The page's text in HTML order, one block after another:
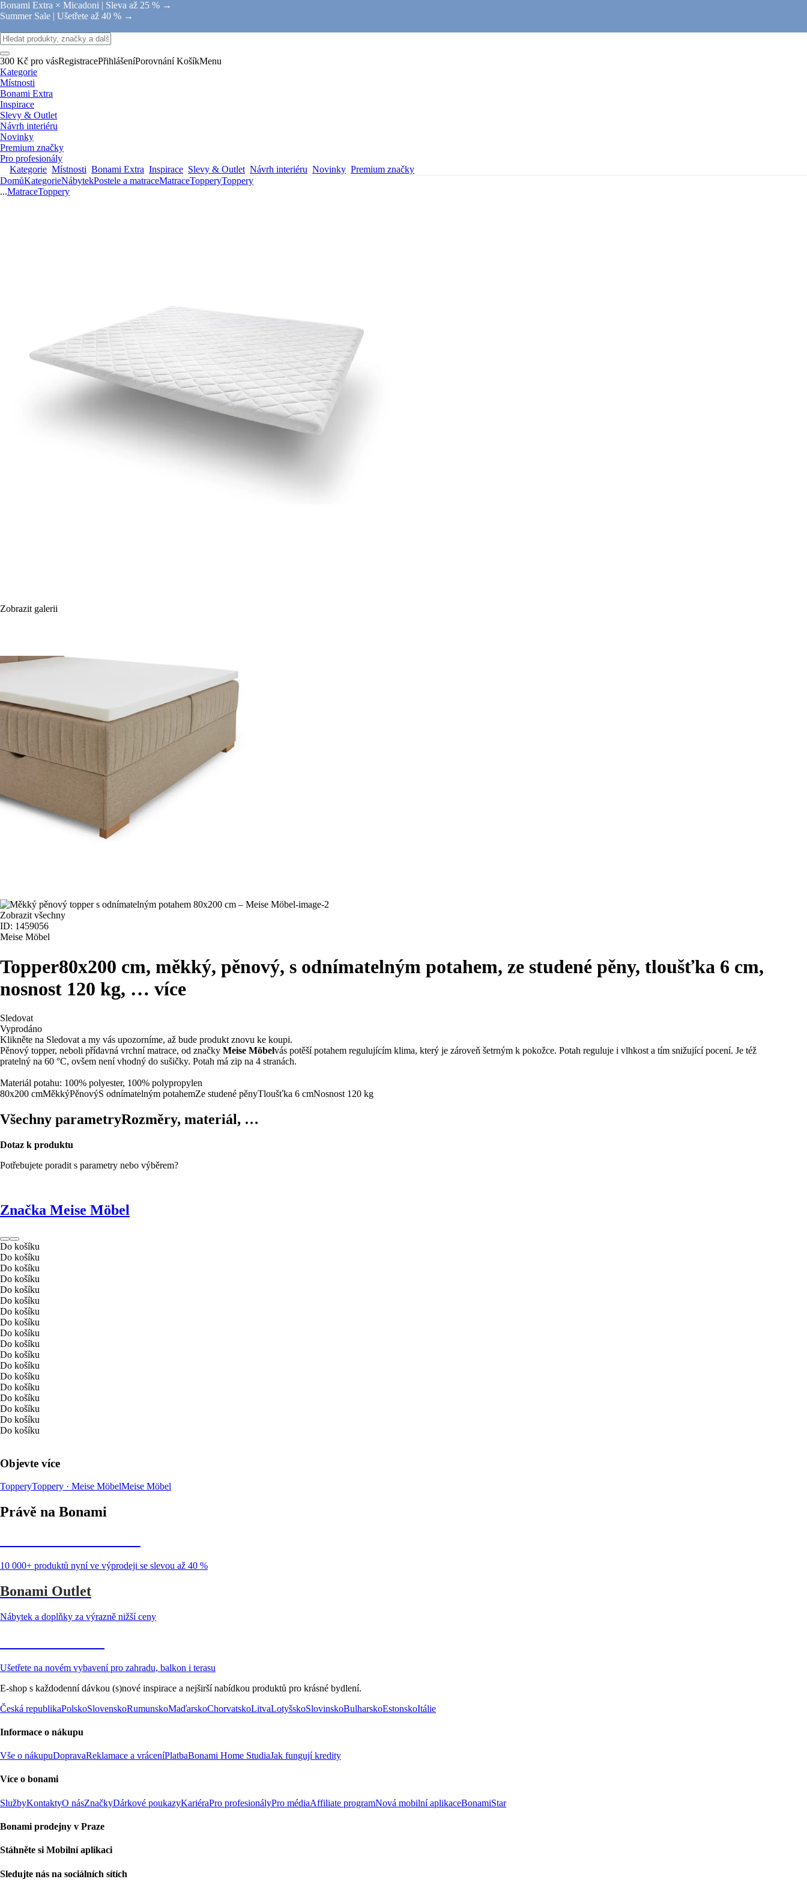
Bonami Extra × Micadoni | Sleva až 25 % →
Summer Sale | Ušetřete až 40 % →
300 Kč pro vásRegistracePřihlášeníPorovnání KošíkMenu
Kategorie
Místnosti
Bonami Extra
Inspirace
Slevy & Outlet
Návrh interiéru
Novinky
Premium značky
Pro profesionály
Kategorie Místnosti Bonami Extra Inspirace Slevy & Outlet Návrh interiéru Novinky Premium značky
DomůKategorieNábytekPostele a matraceMatraceTopperyToppery
...MatraceToppery
Zobrazit galerii
Zobrazit všechny
ID: 1459056
Meise Möbel
Topper80x200 cm, měkký, pěnový, s odnímatelným potahem, ze studené pěny, tloušťka 6 cm,
nosnost 120 kg, … více
Sledovat
Vyprodáno
Klikněte na Sledovat a my vás upozorníme, až bude produkt znovu ke koupi.
Pěnový topper, neboli přídavná vrchní matrace, od značky Meise Möbelvás potěší potahem regulujícím klima, který je zároveň šetrným k pokožce. Potah reguluje i vlhkost a tím snižující pocení. Je též
pratelný na 60 °C, ovšem není vhodný do sušičky. Potah má zip na 4 stranách.
Materiál potahu: 100% polyester, 100% polypropylen
80x200 cmMěkkýPěnovýS odnímatelným potahemZe studené pěnyTloušťka 6 cmNosnost 120 kg
Všechny parametryRozměry, materiál, …
Dotaz k produktu
Potřebujete poradit s parametry nebo výběrem?
Značka Meise Möbel
Do košíku
Do košíku
Do košíku
Do košíku
Do košíku
Do košíku
Do košíku
Do košíku
Do košíku
Do košíku
Do košíku
Do košíku
Do košíku
Do košíku
Do košíku
Do košíku
Do košíku
Do košíku
Objevte více
TopperyToppery · Meise MöbelMeise Möbel
Právě na Bonami
10 000+ produktů nyní ve výprodeji se slevou až 40 %
Bonami Outlet
Nábytek a doplňky za výrazně nižší ceny
Ušetřete na novém vybavení pro zahradu, balkon i terasu
E-shop s každodenní dávkou (s)nové inspirace a nejširší nabídkou produktů pro krásné bydlení.
Česká republikaPolskoSlovenskoRumunskoMaďarskoChorvatskoLitvaLotyšskoSlovinskoBulharskoEstonskoItálie
Informace o nákupu
Vše o nákupuDopravaReklamace a vráceníPlatbaBonami Home StudiaJak fungují kredity
Více o bonami
SlužbyKontaktyO násZnačkyDárkové poukazyKariéraPro profesionályPro médiaAffiliate programNová mobilní aplikaceBonamiStar
Bonami prodejny v Praze
Stáhněte si Mobilní aplikaci
Sledujte nás na sociálních sítích